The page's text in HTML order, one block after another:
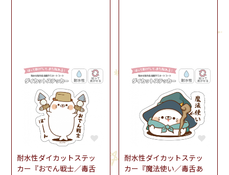
耐水性ダイカットステッ
カー『おでん戦士／毒舌
耐水性ダイカットステッ
カー『魔法使い／毒舌あ